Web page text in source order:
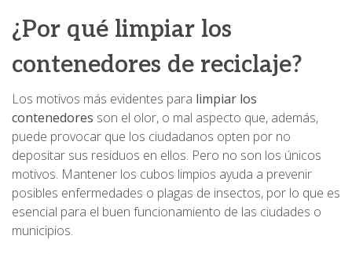
¿Por qué limpiar los
contenedores de reciclaje?
Los motivos más evidentes para limpiar los
contenedores son el olor, o mal aspecto que, además,
puede provocar que los ciudadanos opten por no
depositar sus residuos en ellos. Pero no son los únicos
motivos. Mantener los cubos limpios ayuda a prevenir
posibles enfermedades o plagas de insectos, por lo que es
esencial para el buen funcionamiento de las ciudades o
municipios.